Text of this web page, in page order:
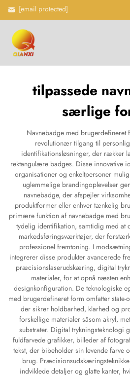
[email protected]
tilpassede
særlige
Navnebadge med
revolutionær tilgang til
identifikationsløsninger, der rækker
rektangulære badges. Disse innovative
organisationer og enkeltpersoner
uglemmelige brandingoplevelser
navnebadge, der afspejler
produktformer eller enhver tænkelig
primære funktion af navnebadge med
tydelig identifikation, samtidig med at
markedsføringsværktøjer, der
professionel fremtoning. I
integrerer disse produkter avancerede
præcisionslaserudskæring, digital
materialer, for at opnå næsten
designkonfiguration. De teknologiske
med brugerdefineret form omfatter state-
der sikrer holdbarhed, klarhed og
forskellige materialer såsom akryl,
substrater. Digital trykningsteknologi
fuldfarvede grafikker, billeder af
tekst, der bibeholder sin levende farve
brug.
indviklede detaljer og glatte kanter,